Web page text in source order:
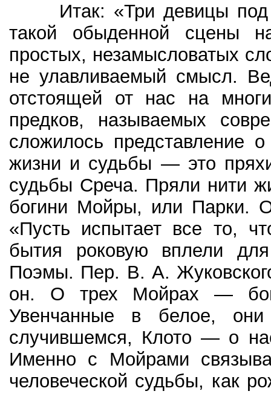
Итак: «Три девицы под
такой обыденной сцены
простых, незамысловатых
не улавливаемый смысл.
отстоящей от нас на
предков, называемых
сложилось представление
жизни и судьбы — это
судьбы Среча. Пряли нити
богини Мойры, или Парки.
«Пусть испытает все то,
бытия роковую вплели
Поэмы. Пер. В. А.
он. О трех Мойрах —
Увенчанные в белое,
случившемся, Клото — о
Именно с Мойрами
человеческой судьбы, как